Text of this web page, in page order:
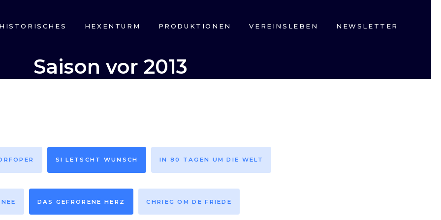
HISTORISCHES HEXENTURM PRODUKTIONEN VEREINSLEBEN NEWSLETTER
Saison vor 2013
SI LETSCHT WUNSCH IN 80 TAGEN UM DIE WELT
DAS GEFRORENE HERZ CHRIEG OM DE FRIEDE